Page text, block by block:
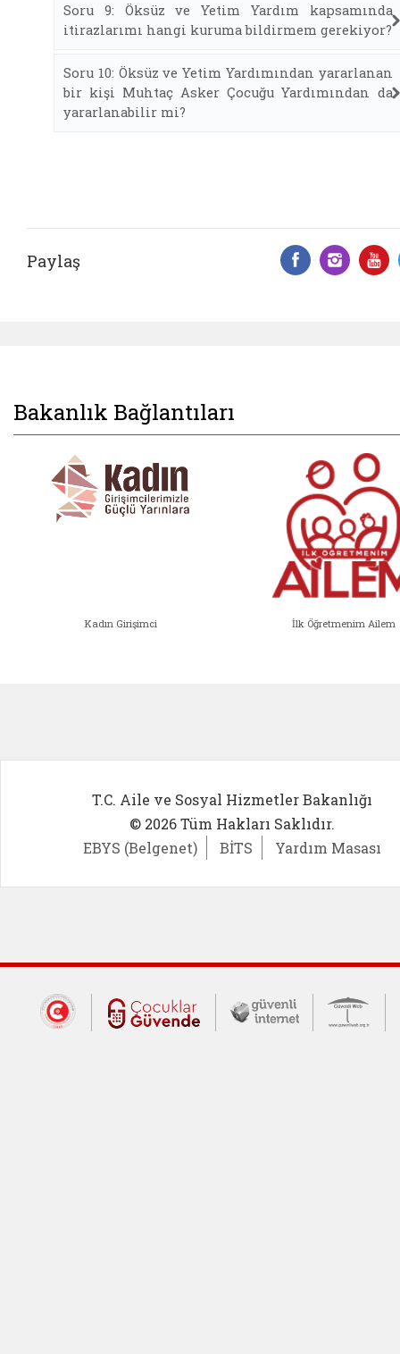
Soru 9: Öksüz ve Yetim Yardım kapsamında
itirazlarımı hangi kuruma bildirmem gerekiyor?
Soru 10: Öksüz ve Yetim Yardımından yararlanan
bir kişi Muhtaç Asker Çocuğu Yardımından da
yararlanabilir mi?
Paylaş
Bakanlık Bağlantıları
Kadın Girişimci İlk Öğretmenim Ailem
T.C. Aile ve Sosyal Hizmetler Bakanlığı
© 2026 Tüm Hakları Saklıdır.
EBYS (Belgenet)
BİTS Yardım Masası
Dış Bağlantılar
Cumhurbaşkanlığı İletişim Merkezi
Çocuklar Güvende (yeni
Güvenli